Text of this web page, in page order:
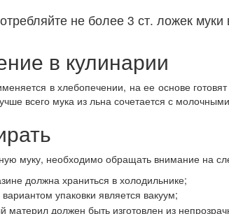
не более 3 ст. ложек
в кулинарии
в хлебопечении, на ее основе
всего мука из льна сочетается с
муку, необходимо обращать внимание на
должна храниться в холодильнике;
упаковки является вакуум;
материл должен быть изготовлен из